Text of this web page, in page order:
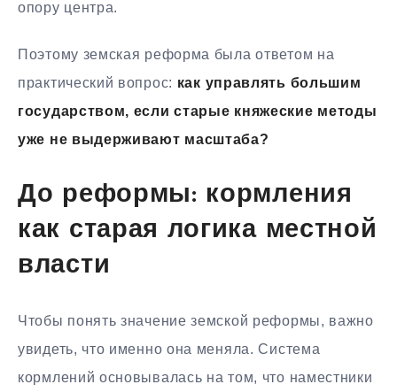
опору центра.
Поэтому земская реформа была ответом на
практический вопрос: как управлять большим
государством, если старые княжеские методы
уже не выдерживают масштаба?
До реформы: кормления
как старая логика местной
власти
Чтобы понять значение земской реформы, важно
увидеть, что именно она меняла. Система
кормлений основывалась на том, что наместники